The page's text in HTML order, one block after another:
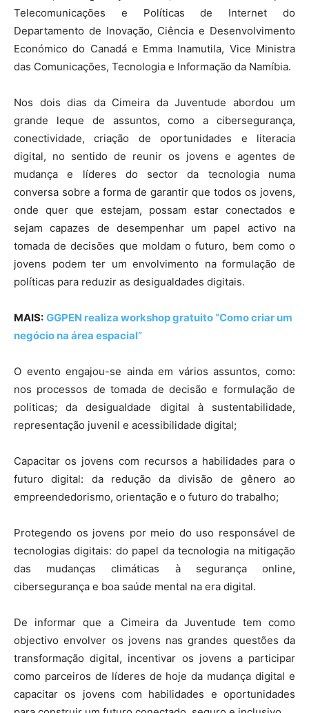
Telecomunicações e Políticas de Internet do
Departamento de Inovação, Ciência e Desenvolvimento
Económico do Canadá e Emma Inamutila, Vice Ministra
das Comunicações, Tecnologia e Informação da Namíbia.
Nos dois dias da Cimeira da Juventude abordou um
grande leque de assuntos, como a cibersegurança,
conectividade, criação de oportunidades e literacia
digital, no sentido de reunir os jovens e agentes de
mudança e líderes do sector da tecnologia numa
conversa sobre a forma de garantir que todos os jovens,
onde quer que estejam, possam estar conectados e
sejam capazes de desempenhar um papel activo na
tomada de decisões que moldam o futuro, bem como o
jovens podem ter um envolvimento na formulação de
políticas para reduzir as desigualdades digitais.
MAIS: GGPEN realiza workshop gratuito “Como criar um
negócio na área espacial”
O evento engajou-se ainda em vários assuntos, como:
nos processos de tomada de decisão e formulação de
politicas; da desigualdade digital à sustentabilidade,
representação juvenil e acessibilidade digital;
Capacitar os jovens com recursos a habilidades para o
futuro digital: da redução da divisão de gênero ao
empreendedorismo, orientação e o futuro do trabalho;
Protegendo os jovens por meio do uso responsável de
tecnologias digitais: do papel da tecnologia na mitigação
das mudanças climáticas à segurança online,
cibersegurança e boa saúde mental na era digital.
De informar que a Cimeira da Juventude tem como
objectivo envolver os jovens nas grandes questões da
transformação digital, incentivar os jovens a participar
como parceiros de líderes de hoje da mudança digital e
capacitar os jovens com habilidades e oportunidades